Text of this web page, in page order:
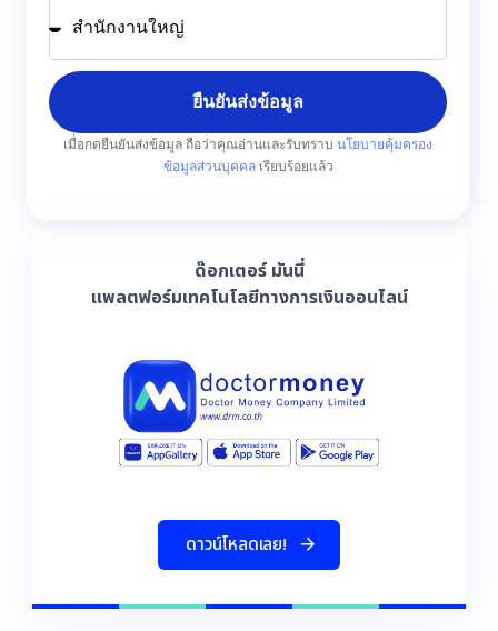
ยืนยันส่งข้อมูล
เมื่อกดยืนยันส่งข้อมูล ถือว่าคุณอ่านและรับทราบ นโยบายคุ้มครอง
ข้อมูลส่วนบุคคล เรียบร้อยแล้ว
ด๊อกเตอร์ มันนี่
แพลตฟอร์มเทคโนโลยีทางการเงินออนไลน์
ดาวนโหลดเลย!